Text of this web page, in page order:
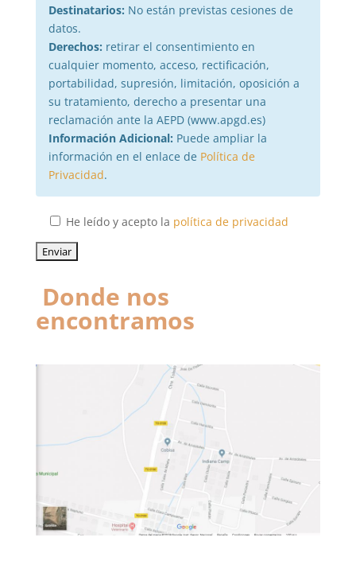
Destinatarios: No están previstas cesiones de
datos.
Derechos: retirar el consentimiento en
cualquier momento, acceso, rectificación,
portabilidad, supresión, limitación, oposición a
su tratamiento, derecho a presentar una
reclamación ante la AEPD (www.apgd.es)
Información Adicional: Puede ampliar la
información en el enlace de Política de
Privacidad.
He leído y acepto la política de privacidad
Donde nos
encontramos